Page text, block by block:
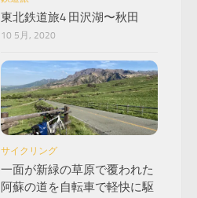
東北鉄道旅4 田沢湖〜秋田
10 5月, 2020
サイクリング
一面が新緑の草原で覆われた
阿蘇の道を自転車で軽快に駆